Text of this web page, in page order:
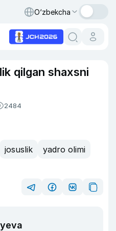
O‘zbekcha
qilgan shaxsni
2484
josuslik
yadro olimi